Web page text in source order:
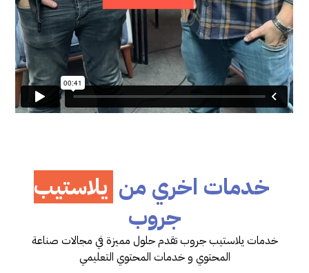
خدمات اخري من يلاستيب
جروب
خدمات يلاستيب جروب تقدم حلول مميزة في مجالات صناعة
المحتوي و خدمات المحتوي التعليمي